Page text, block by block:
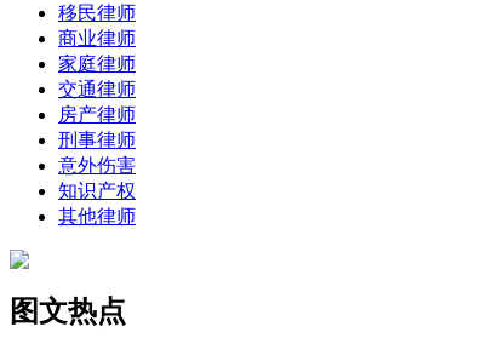
移民律师
商业律师
家庭律师
交通律师
房产律师
刑事律师
意外伤害
知识产权
其他律师
图文热点